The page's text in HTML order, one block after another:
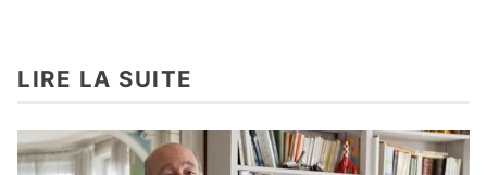
LIRE LA SUITE